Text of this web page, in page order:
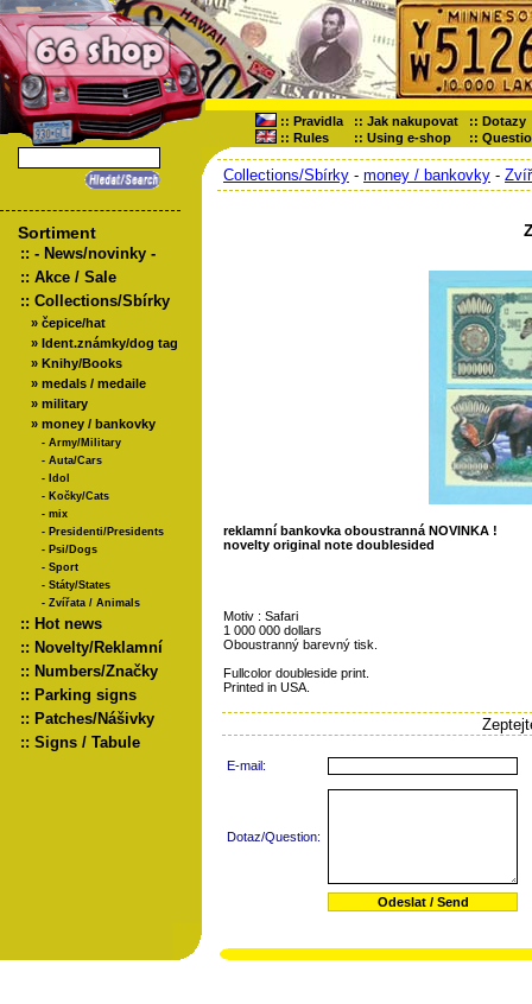
:: Pravidla :: Jak nakupovat :: Dotazy
:: Rules :: Using e-shop ::
Sortiment
:: - News/novinky -
:: Akce / Sale
:: Collections/Sbírky
» čepice/hat
» Ident.známky/dog tag
» Knihy/Books
» medals / medaile
» military
» money / bankovky
- Army/Military
- Auta/Cars
- Idol
- Kočky/Cats
- mix
- Presidenti/Presidents
- Psi/Dogs
- Sport
- Státy/States
- Zvířata / Animals
:: Hot news
:: Novelty/Reklamní
:: Numbers/Značky
:: Parking signs
:: Patches/Nášivky
:: Signs / Tabule
Collections/Sbírky - money / bankovky -
reklamní bankovka oboustranná NOVINKA !
novelty original note doublesided
Motiv : Safari
1 000 000 dollars
Oboustranný barevný tisk.
Fullcolor doubleside print.
Printed in USA.
E-mail:
Dotaz/Question: